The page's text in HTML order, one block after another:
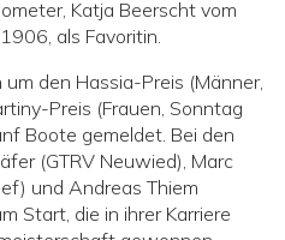
Katja Beerscht vom
als Favoritin.
den Hassia-Preis (Männer,
Preis (Frauen, Sonntag
Boote gemeldet. Bei den
(GTRV Neuwied), Marc
und Andreas Thiem
Start, die in ihrer Karriere